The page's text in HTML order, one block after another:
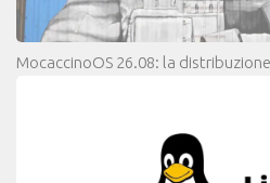
MocaccinoOS 26.08: la